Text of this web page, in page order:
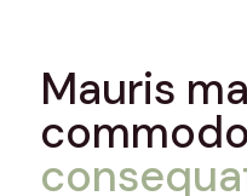
Mauris
commodo